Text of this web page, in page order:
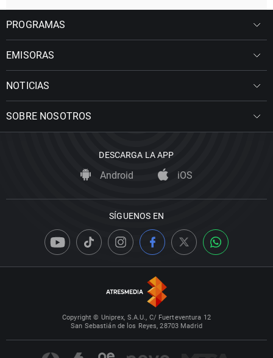
PROGRAMAS
EMISORAS
NOTICIAS
SOBRE NOSOTROS
DESCARGA LA APP
Android iOS
SÍGUENOS EN
Copyright © Uniprex, S.A.U., C/ Fuerteventura 12
San Sebastián de los Reyes, 28703 Madrid